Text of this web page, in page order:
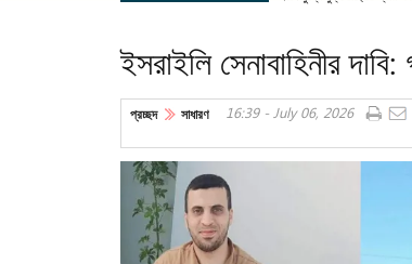
ইসরাইলি সেনাবাহিনীর
প্রচ্ছদ সাধারণ 16:39 - July 06, 2026